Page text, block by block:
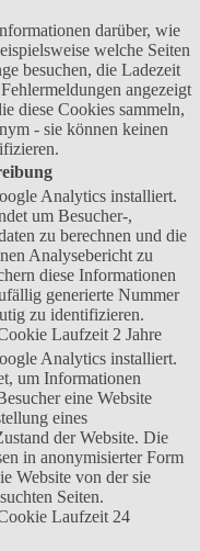
darüber, wie
welche Seiten
besuchen, die Ladezeit
angezeigt
diese Cookies sammeln,
- sie können keinen
Analytics installiert.
um Besucher-,
zu berechnen und die
Analysebericht zu
diese Informationen
generierte Nummer
zu identifizieren.
Laufzeit 2 Jahre
Analytics installiert.
um Informationen
eine Website
eines
der Website. Die
in anonymisierter Form
Website von der sie
Seiten.
Laufzeit 24